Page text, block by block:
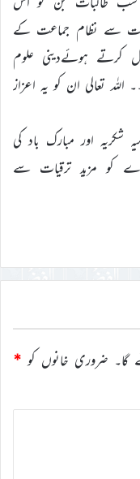
سے نظام جماعت کے
کرتے ہوئےدینی علوم
تعالی ان کو یہ اعزاز
شکریہ اور مبارک باد کی
کو مزید ترقیات سے
گا۔ ضروری خانوں کو *